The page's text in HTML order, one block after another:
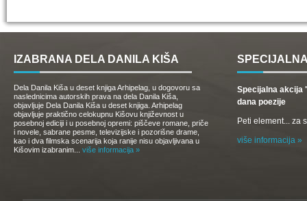
IZABRANA DELA DANILA KIŠA
Dela Danila Kiša u deset knjiga Arhipelag, u dogovoru sa
naslednicima autorskih prava na dela Danila Kiša,
objavljuje Dela Danila Kiša u deset knjiga. Arhipelag
objavljuje praktično celokupnu Kišovu književnost u
posebnoj ediciji i u posebnoj opremi: piščeve romane, priče
i novele, sabrane pesme, televizijske i pozorišne drame,
kao i dva filmska scenarija koja ranije nisu objavljivana u
Kišovim izabranim... više informacija »
Specijalna akcija
dana poezije
Peti element... za
više informacija »